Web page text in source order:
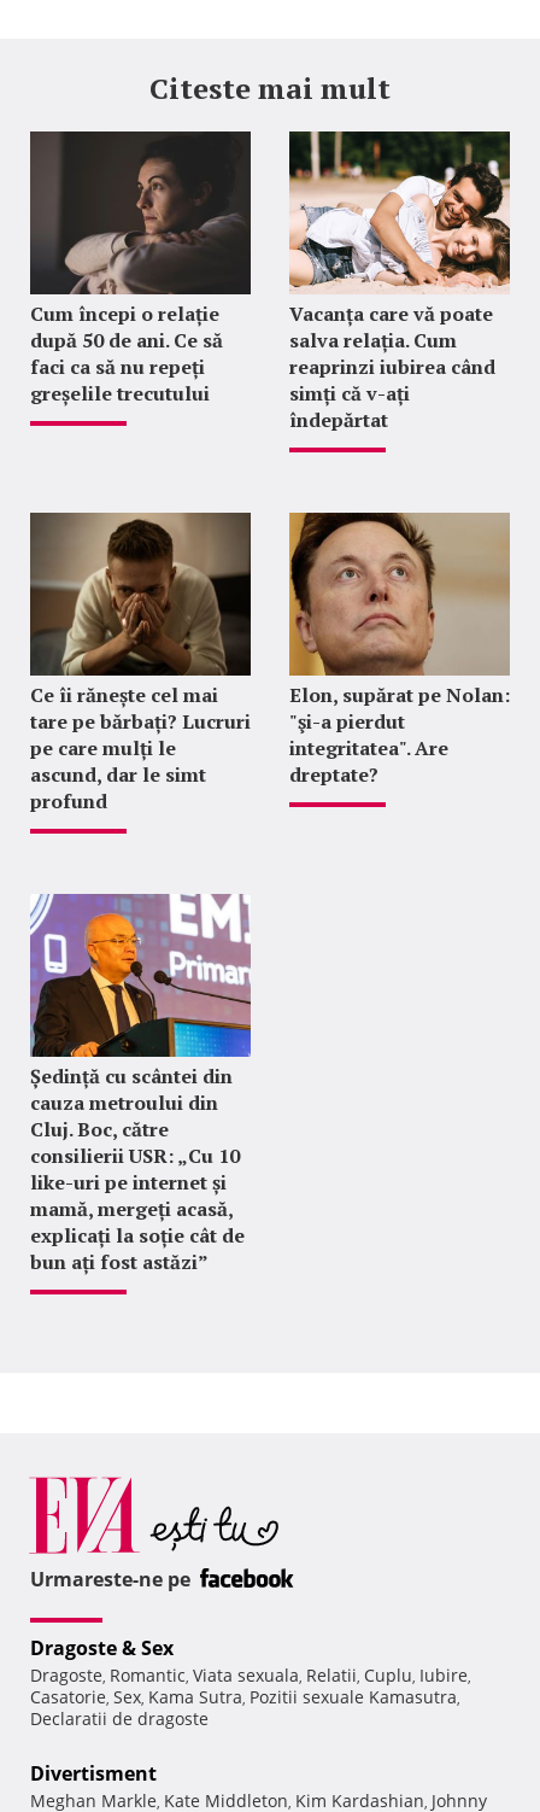
Citeste mai mult
Cum începi o relație
după 50 de ani. Ce să
faci ca să nu repeți
greșelile trecutului
Vacanța care vă poate
salva relația. Cum
reaprinzi iubirea când
simți că v-ați
îndepărtat
Ce îi rănește cel mai
tare pe bărbați? Lucruri
pe care mulți le
ascund, dar le simt
profund
Elon, supărat pe Nolan:
"şi-a pierdut
integritatea". Are
dreptate?
Ședință cu scântei din
cauza metroului din
Cluj. Boc, către
consilierii USR: „Cu 10
like-uri pe internet și
mamă, mergeți acasă,
explicați la soție cât de
bun ați fost astăzi”
Urmareste-ne pe
Dragoste & Sex
Dragoste, Romantic, Viata sexuala, Relatii, Cuplu, Iubire,
Casatorie, Sex, Kama Sutra, Pozitii sexuale Kamasutra,
Declaratii de dragoste
Divertisment
Meghan Markle, Kate Middleton, Kim Kardashian, Johnny